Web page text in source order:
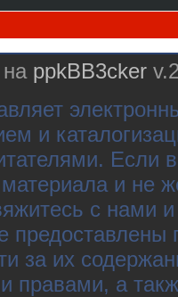
ppkBB3cker
и
Если
материала и не
с нами
за их
правами, а